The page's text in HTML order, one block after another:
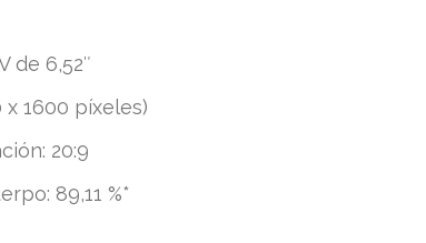
de 6,52″
x 1600 píxeles)
20:9
89,11 %*